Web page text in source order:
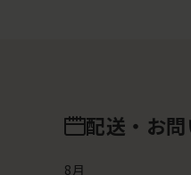
配送・お
8月